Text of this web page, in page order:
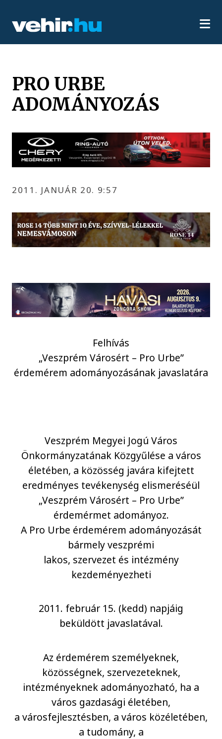
PRO URBE
ADOMÁNYOZÁS
2011. JANUÁR 20. 9:57
Felhívás
„Veszprém Városért – Pro Urbe”
érdemérem adományozásának javaslatára
Veszprém Megyei Jogú Város
Önkormányzatának Közgyűlése a város
életében, a közösség javára kifejtett
eredményes tevékenység elismeréséül
„Veszprém Városért – Pro Urbe”
érdemérmet adományoz.
A Pro Urbe érdemérem adományozását
bármely veszprémi
lakos, szervezet és intézmény
kezdeményezheti
2011. február 15. (kedd) napjáig
beküldött javaslatával.
Az érdemérem személyeknek,
közösségnek, szervezeteknek,
intézményeknek adományozható, ha a
város gazdasági életében,
a városfejlesztésben, a város közéletében,
a tudomány, a